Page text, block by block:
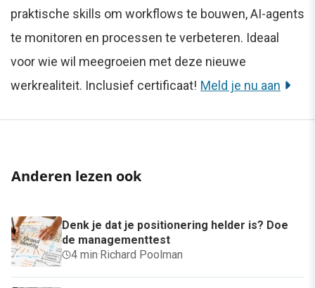
praktische skills om workflows te bouwen, AI-agents
te monitoren en processen te verbeteren. Ideaal
voor wie wil meegroeien met deze nieuwe
werkrealiteit. Inclusief certificaat! Meld je nu aan
Anderen lezen ook
Denk je dat je positionering helder is? Doe
de managementtest
4 min·Richard Poolman